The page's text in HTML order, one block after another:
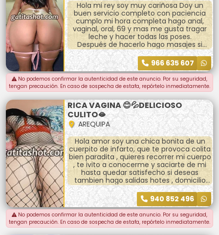
Hola mi rey soy muy cariñosa Doy un
buen servicio completo con paciencia
cumplo mi hora completa hago anal,
vaginal, oral, 69 y mas me gusta tragar
leche y hacer todas las poses.
Después de hacerlo hago masajes si
gustas nos podemos duchar juntos y
podemos beber tambien
966 635 607
No podemos confirmar la autenticidad de este anuncio. Por su seguridad,
tengan precaución. En caso de sospecha de estafa, repórtelo inmediatamente.
RICA VAGINA 😊💦DELICIOSO
CULITO🫦
AREQUIPA
Hola amor soy una chica bonita de un
cuerpito de infarto, que te provoca colita
bien paradita , quieres recorrer mi cuerpo
, te ivito a conocerme y saciarte de mi
hasta quedar satisfecho si deseas
tambien hago salidas hotes , domicilio
llamame
940 852 496
No podemos confirmar la autenticidad de este anuncio. Por su seguridad,
tengan precaución. En caso de sospecha de estafa, repórtelo inmediatamente.